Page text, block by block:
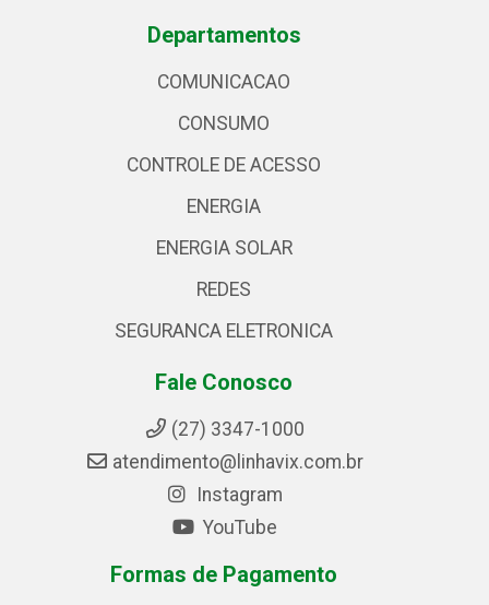
Departamentos
COMUNICACAO
CONSUMO
CONTROLE DE ACESSO
ENERGIA
ENERGIA SOLAR
REDES
SEGURANCA ELETRONICA
Fale Conosco
(27) 3347-1000
atendimento@linhavix.com.br
Instagram
YouTube
Formas de Pagamento